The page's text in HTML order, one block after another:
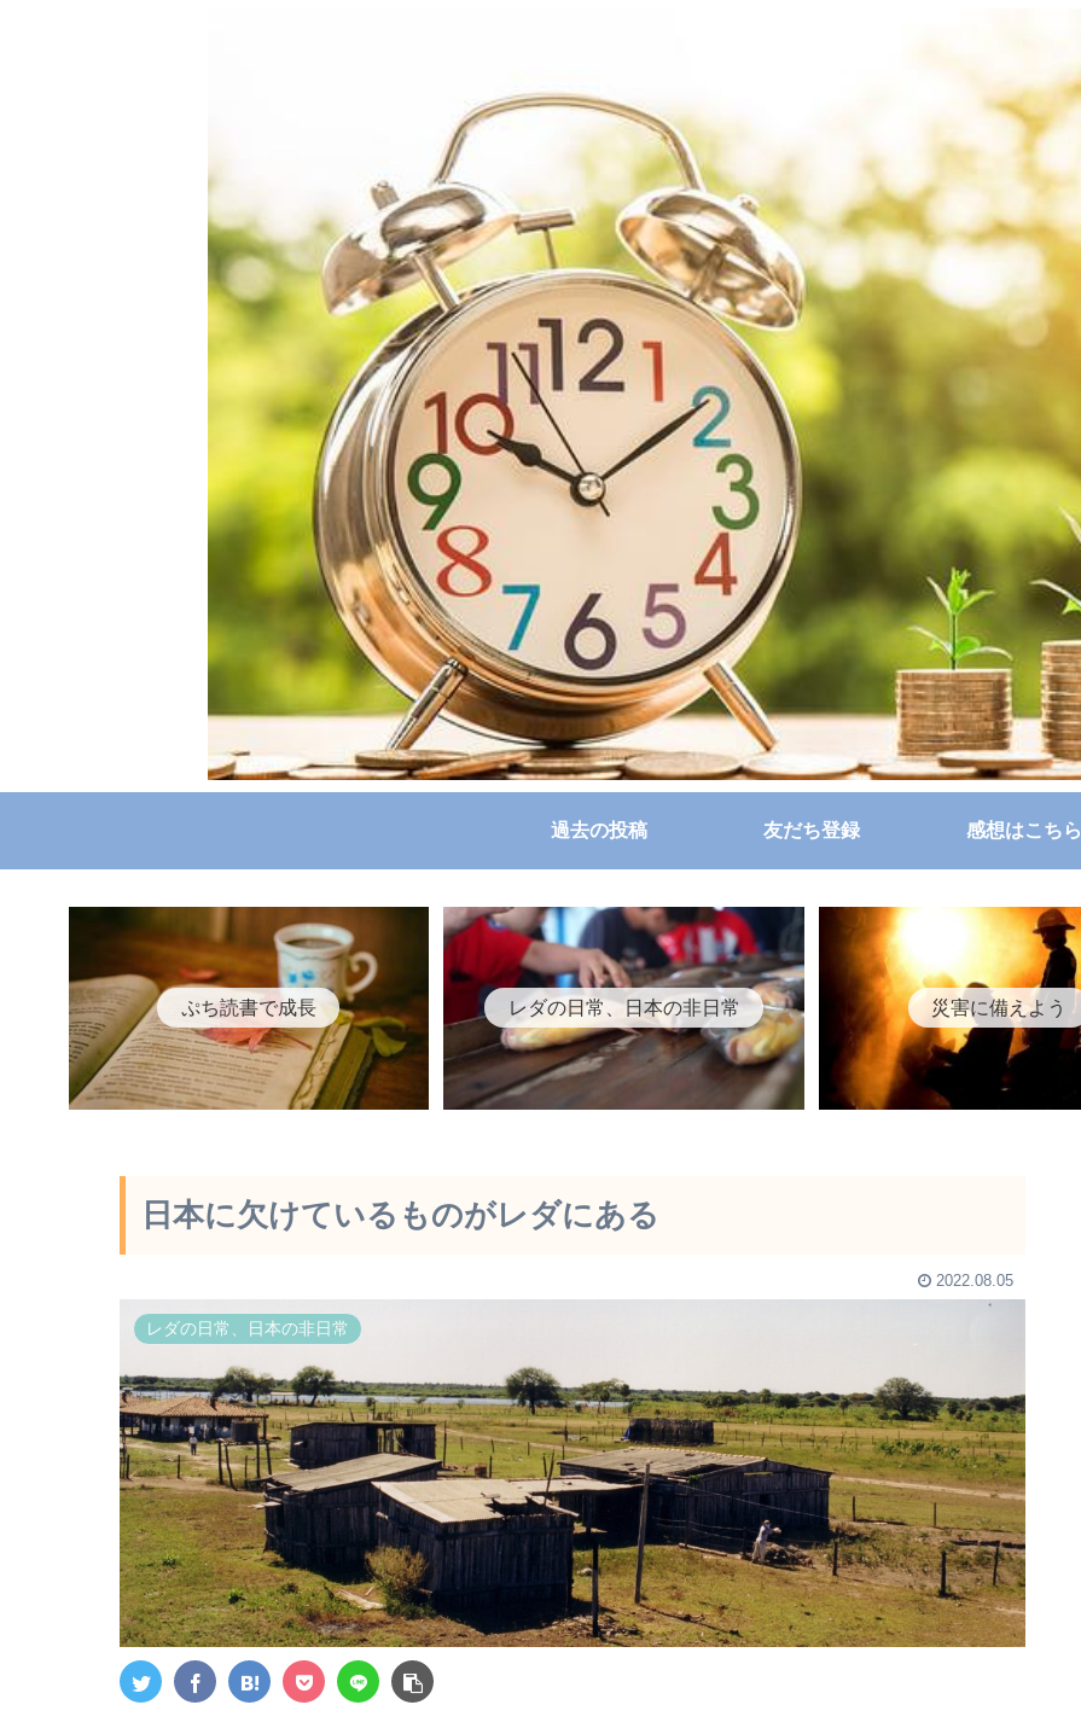
過去の投稿 友だち登録 感想はこちら
ぷち読書で成長 レダの日常、日本の非日常 災害に備えよう
日本に欠けているものがレダにある
2022.08.05
レダの日常、日本の非日常